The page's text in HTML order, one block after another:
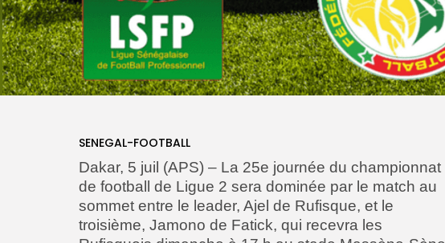
SENEGAL-FOOTBALL
Dakar, 5 juil (APS) – La 25e journée du championnat
de football de Ligue 2 sera dominée par le match au
sommet entre le leader, Ajel de Rufisque, et le
troisième, Jamono de Fatick, qui recevra les